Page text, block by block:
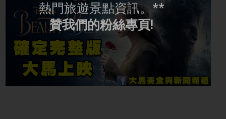
熱門旅遊景點資訊。**
贊我們的粉絲專頁!